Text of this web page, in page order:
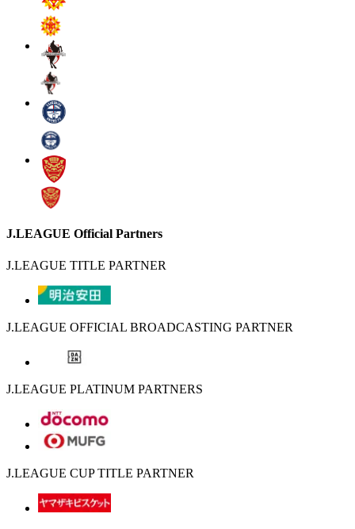
J.LEAGUE Official Partners
J.LEAGUE TITLE PARTNER
J.LEAGUE OFFICIAL BROADCASTING PARTNER
J.LEAGUE PLATINUM PARTNERS
J.LEAGUE CUP TITLE PARTNER